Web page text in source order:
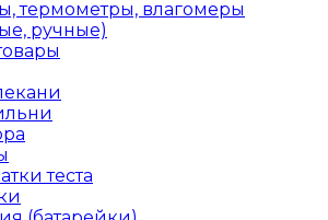
термометры, влагомеры
ручные)
теста